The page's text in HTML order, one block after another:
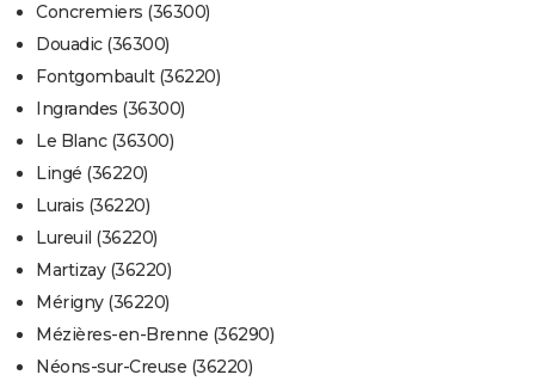
Concremiers (36300)
Douadic (36300)
Fontgombault (36220)
Ingrandes (36300)
Le Blanc (36300)
Lingé (36220)
Lurais (36220)
Lureuil (36220)
Martizay (36220)
Mérigny (36220)
Mézières-en-Brenne (36290)
Néons-sur-Creuse (36220)